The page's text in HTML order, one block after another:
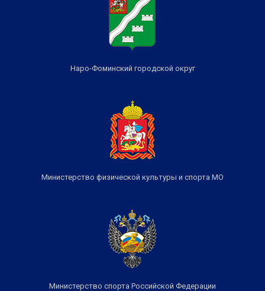
Наро-Фоминский городской округ
Министерство физической культуры и спорта МО
Министерство спорта Российской Федерации